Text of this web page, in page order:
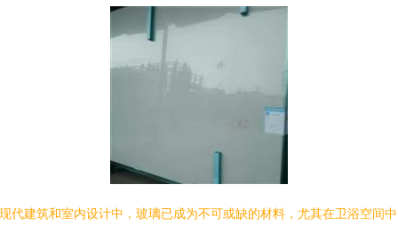
代建筑和室内设计中，玻璃已成为不可或缺的材料，尤其在卫浴空间